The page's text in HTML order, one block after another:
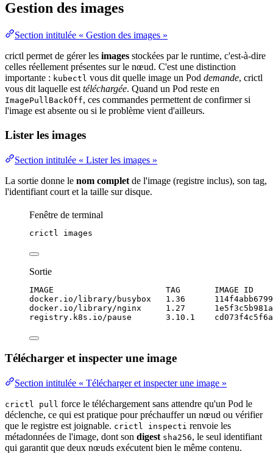
Gestion des images
Section intitulée « Gestion des images »
crictl permet de gérer les images stockées par le runtime, c'est-à-dire
celles réellement présentes sur le nœud. C'est une distinction
importante : kubectl vous dit quelle image un Pod demande, crictl
vous dit laquelle est téléchargée. Quand un Pod reste en
ImagePullBackOff, ces commandes permettent de confirmer si
l'image est absente ou si le problème vient d'ailleurs.
Lister les images
Section intitulée « Lister les images »
La sortie donne le nom complet de l'image (registre inclus), son tag,
l'identifiant court et la taille sur disque.
Fenêtre de terminal
crictl images
Sortie
IMAGE                       TAG       IMAGE ID
docker.io/library/busybox   1.36
docker.io/library/nginx     1.27
registry.k8s.io/pause       3.10.1
Télécharger et inspecter une image
Section intitulée « Télécharger et inspecter une image »
crictl pull force le téléchargement sans attendre qu'un Pod le
déclenche, ce qui est pratique pour préchauffer un nœud ou vérifier
que le registre est joignable. crictl inspecti renvoie les
métadonnées de l'image, dont son digest sha256, le seul identifiant
qui garantit que deux nœuds exécutent bien le même contenu.